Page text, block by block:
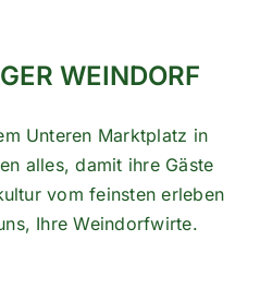
WEINDORF
Unteren Marktplatz in
alles, damit ihre Gäste
vom feinsten erleben
Ihre Weindorfwirte.